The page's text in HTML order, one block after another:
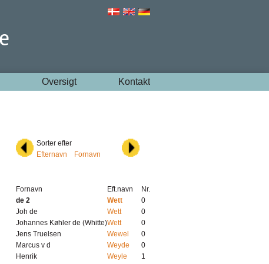
Oversigt Kontakt
Sorter efter
Efternavn
Fornavn
Fornavn Eft.navn
Nr.
de 2
Wett
0
Joh de
Wett
0
Johannes Køhler de (Whitte)Wett
0
Jens Truelsen
Wewel
0
Marcus v d
Weyde
0
Henrik
Weyle
1